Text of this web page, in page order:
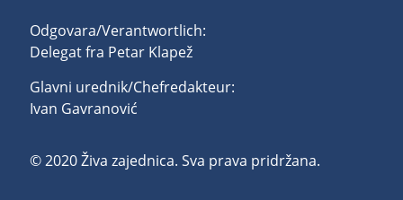
Odgovara/Verantwortlich:
Delegat fra Petar Klapež
Glavni urednik/Chefredakteur:
Ivan Gavranović
© 2020 Živa zajednica. Sva prava pridržana.